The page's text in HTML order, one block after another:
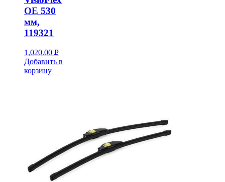
OE 530
мм,
119321
1,020.00 Р
УБ.
Добавить в
корзину